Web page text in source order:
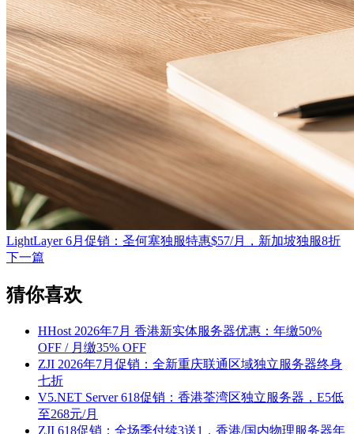
LightLayer 6月促销：圣何塞独服特惠$57/月，新加坡独服8折
下一篇
猜你喜欢
HHost 2026年7月 香港新实体服务器优惠：年缴50%
OFF / 月缴35% OFF
ZJI 2026年7月促销：全新重庆联通区域独立服务器终身
七折
V5.NET Server 618促销：香港荃湾区独立服务器，E5低
至268元/月
ZJI 618促销：全场季付续3送1，香港/国内物理服务器年